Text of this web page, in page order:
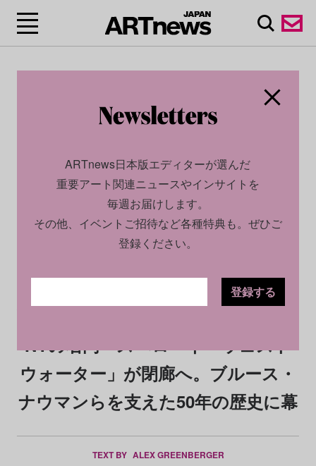
2025.11.20
NYの名門「スペローネ・ウェスト
ウォーター」が閉廊へ。ブルース・
ナウマンらを支えた50年の歴史に幕
TEXT BY ALEX GREENBERGER
ARTnews日本版エディターが選んだ
重要アート関連ニュースやインサイトを
毎週お届けします。
その他、イベントご招待など各種特典も。ぜひご
登録ください。
登録する